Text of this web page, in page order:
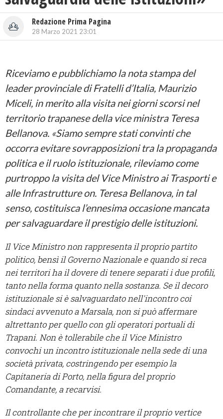
Redazione Prima Pagina
28 Marzo 2021 23:01
Riceviamo e pubblichiamo la nota stampa del
leader provinciale di Fratelli d’Italia, Maurizio
Miceli, in merito alla visita nei giorni scorsi nel
territorio trapanese della vice ministra Teresa
Bellanova. «Siamo sempre stati convinti che
occorra evitare sovrapposizioni tra la propaganda
politica e il ruolo istituzionale, rileviamo come
purtroppo la visita del Vice Ministro ai Trasporti e
alle Infrastrutture on. Teresa Bellanova, in tal
senso, costituisca l’ennesima occasione mancata
per salvaguardare il prestigio delle istituzioni.
Il Vice Ministro non rappresenta il proprio partito
politico, bensì il Governo Nazionale e quando si reca
nei territori ha il dovere di tenere separati i due profili,
tanto nella forma quanto nella sostanza. Se il decoro
istituzionale si è salvaguardato nell'incontro coi
sindaci avvenuto a Marsala, non si può affermare
altrettanto per quello con gli operatori portuali di
Trapani. Non è tollerabile che il Vice Ministro
convochi un incontro istituzionale nella sede di una
società privata, costringendo per esempio la
Capitaneria di Porto, nella figura del proprio
Comandante, a recarvisi.
Il controllante che per incontrare il proprio vertice